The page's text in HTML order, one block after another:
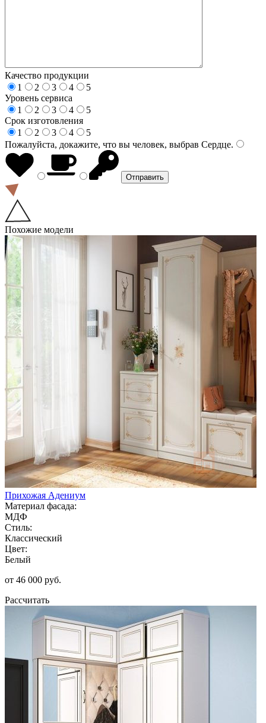
Качество продукции
1
2 3 4
5
Уровень сервиса
1
2 3 4
5
Срок изготовления
1
2 3 4
5
Пожалуйста, докажите, что вы человек, выбрав Сердце.
Похожие модели
Прихожая Адениум
Материал фасада:
МДФ
Стиль:
Классический
Цвет:
Белый
от 46 000 руб.
Рассчитать